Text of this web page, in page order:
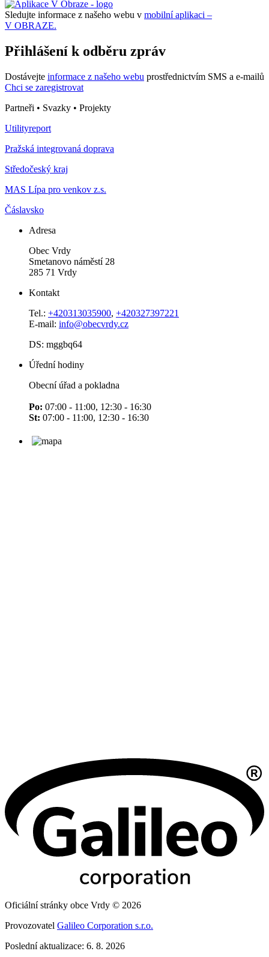
Sledujte informace z našeho webu v mobilní aplikaci –
V OBRAZE.
Přihlášení k odběru zpráv
Dostávejte informace z našeho webu prostřednictvím SMS a e-mailů
Chci se zaregistrovat
Partneři • Svazky • Projekty
Utilityreport
Pražská integrovaná doprava
Středočeský kraj
MAS Lípa pro venkov z.s.
Čáslavsko
Adresa
Obec Vrdy
Smetanovo náměstí 28
285 71 Vrdy
Kontakt
Tel.: +420313035900, +420327397221
E-mail: info@obecvrdy.cz
DS: mggbq64
Úřední hodiny
Obecní úřad a pokladna
Po: 07:00 - 11:00, 12:30 - 16:30
St: 07:00 - 11:00, 12:30 - 16:30
Oficiální stránky obce Vrdy © 2026
Provozovatel Galileo Corporation s.r.o.
Poslední aktualizace: 6. 8. 2026